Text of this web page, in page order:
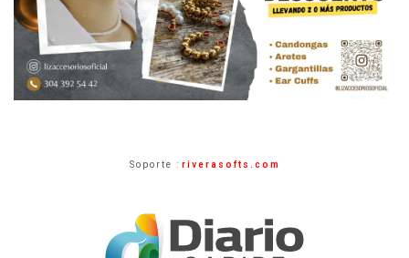
Soporte : riverasofts.com